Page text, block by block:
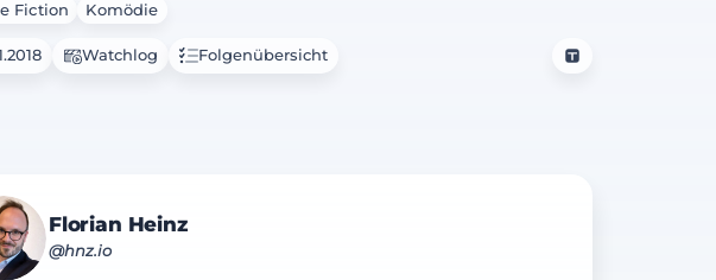
Fiction Komödie
Watchlog Folgenübersicht
Florian Heinz
@hnz.io